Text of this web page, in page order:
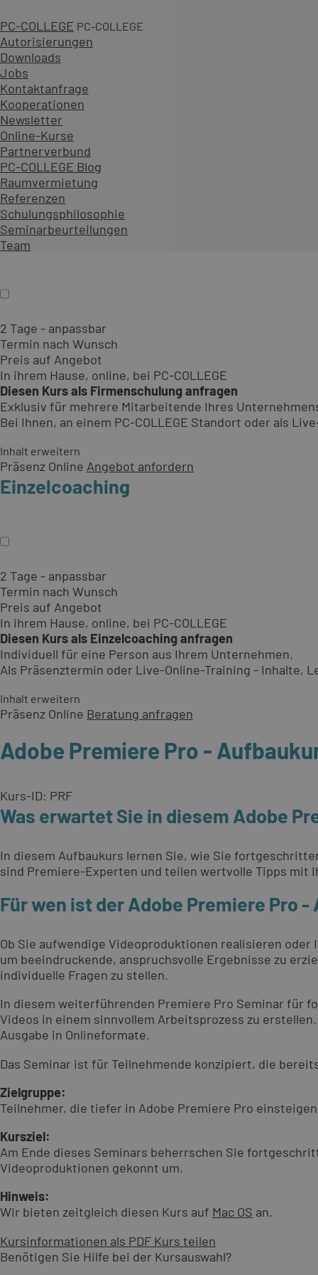
PC-COLLEGE PC-COLLEGE
Autorisierungen
Downloads
Jobs
Kontaktanfrage
Kooperationen
Newsletter
Online-Kurse
Partnerverbund
PC-COLLEGE Blog
Raumvermietung
Referenzen
Schulungsphilosophie
Seminarbeurteilungen
Team
2 Tage
4 gesicherte Termine
ab 981,00 € zzgl. MwSt.
An 26 Standorten oder online
Diesen Kurs als offenes Seminar buchen
Gemeinsam mit Teilnehmenden aus verschiedenen
Als Präsenzseminar oder Live-Online-Training zu
Inhalt erweitern
PräsenzOnlineTermin auswählen
Firmenschulung
2 Tage - anpassbar
Termin nach Wunsch
Preis auf Angebot
In ihrem Hause, online, bei PC-COLLEGE
Diesen Kurs als Firmenschulung anfragen
Exklusiv für mehrere Mitarbeitende Ihres
Bei Ihnen, an einem PC-COLLEGE Standort oder als
Inhalt erweitern
Präsenz Online Angebot anfordern
Einzelcoaching
2 Tage - anpassbar
Termin nach Wunsch
Preis auf Angebot
In ihrem Hause, online, bei PC-COLLEGE
Diesen Kurs als Einzelcoaching anfragen
Individuell für eine Person aus Ihrem Unternehmen.
Als Präsenztermin oder Live-Online-Training - Inhalte,
Inhalt erweitern
Präsenz Online Beratung anfragen
Adobe Premiere Pro -
Kurs-ID: PRF
Was erwartet Sie in diesem Adobe
In diesem Aufbaukurs lernen Sie, wie Sie
sind Premiere-Experten und teilen wertvolle Tipps mit
Für wen ist der Adobe Premiere Pro
Ob Sie aufwendige Videoproduktionen realisieren
um beeindruckende, anspruchsvolle Ergebnisse zu
individuelle Fragen zu stellen.
In diesem weiterführenden Premiere Pro Seminar für
Videos in einem sinnvollem Arbeitsprozess zu
Ausgabe in Onlineformate.
Das Seminar ist für Teilnehmende konzipiert, die
Zielgruppe:
Teilnehmer, die tiefer in Adobe Premiere Pro
Kursziel:
Am Ende dieses Seminars beherrschen Sie
Videoproduktionen gekonnt um.
Hinweis:
Wir bieten zeitgleich diesen Kurs auf Mac OS an.
Kursinformationen als PDF Kurs teilen
Benötigen Sie Hilfe bei der Kursauswahl?